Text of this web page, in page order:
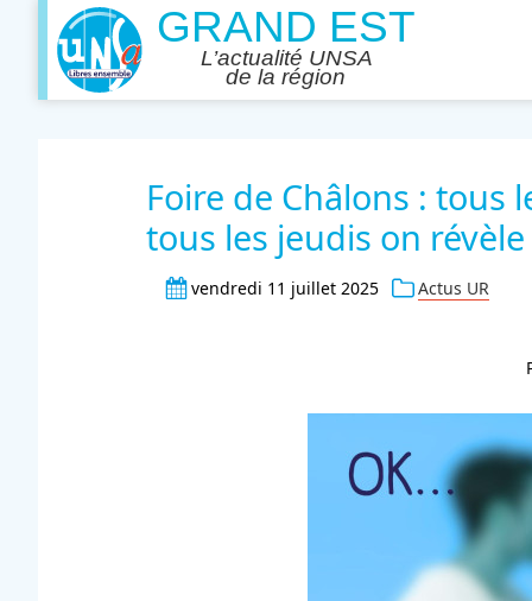
Foire de Châlons : tous
tous les jeudis on révèle
vendredi 11 juillet 2025 Actus UR